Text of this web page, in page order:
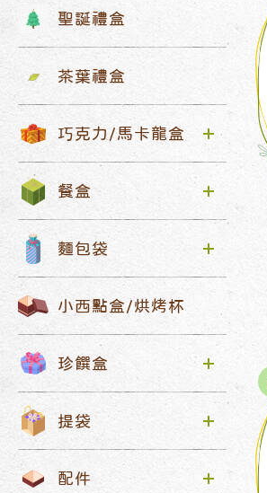
聖誕禮盒
茶葉禮盒
巧克力/馬卡龍盒
餐盒
麵包袋
小西點盒/烘烤杯
珍饌盒
提袋
配件